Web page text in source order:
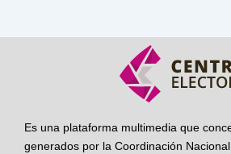
Es una plataforma multimedia que
generados por la Coordinación